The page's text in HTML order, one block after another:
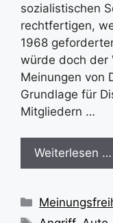
sozialistischen
rechtfertigen,
1968
würde doch der
Meinungen von
Grundlage für
Mitgliedern …
Weiterlesen …
Kategorien
Schlagwörter